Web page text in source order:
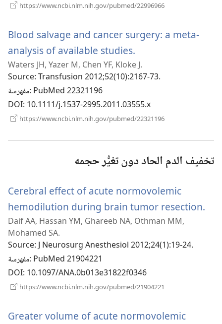
https://www.ncbi.nlm.nih.gov/pubmed/22996966
Blood salvage and cancer surgery: a meta-
analysis of available studies.
نافذة
جديدة)
Waters JH, Yazer M, Chen YF, Kloke J.
Source‎: Transfusion 2012;52(10):2167-73.
مفهرسة‎: PubMed 22321196
DOI‎: 10.1111/j.1537-2995.2011.03555.x
https://www.ncbi.nlm.nih.gov/pubmed/22321196
تخفيف الدم الحاد دون تغيُّر حجمه
Cerebral effect of acute normovolemic
hemodilution during brain tumor resection.
Daif AA, Hassan YM, Ghareeb NA, Othman MM,
Mohamed SA.
Source‎: J Neurosurg Anesthesiol 2012;24(1):19-24.
مفهرسة‎: PubMed 21904221
DOI‎: 10.1097/ANA.0b013e31822f0346
https://www.ncbi.nlm.nih.gov/pubmed/21904221
Greater volume of acute normovolemic